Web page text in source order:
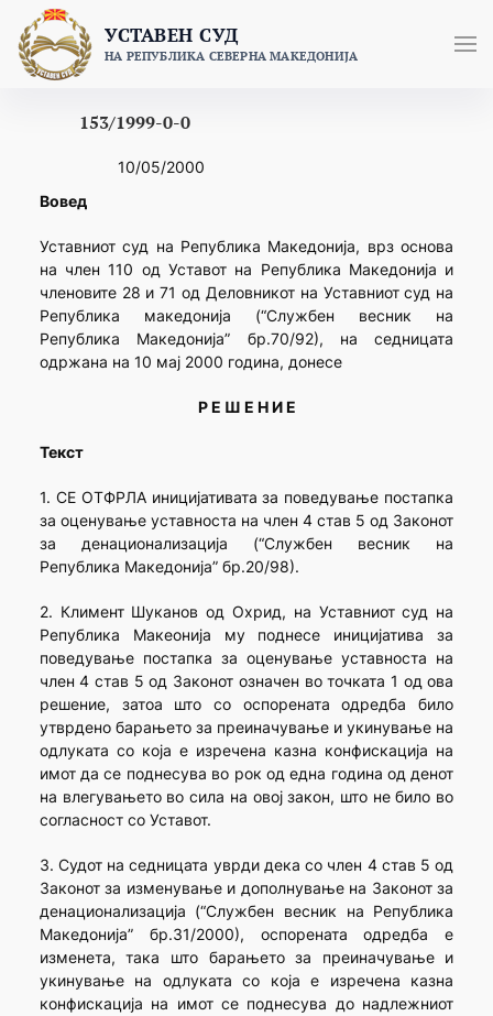
content
УСТАВЕН СУД
НА РЕПУБЛИКА СЕВЕРНА МАКЕДОНИЈА
153/1999-0-0
10/05/2000
Вовед
Уставниот суд на Република Македонија, врз основа
на член 110 од Уставот на Република Македонија и
членовите 28 и 71 од Деловникот на Уставниот суд на
Република македонија (“Службен весник на
Република Македонија” бр.70/92), на седницата
одржана на 10 мај 2000 година, донесе
Р Е Ш Е Н И Е
Текст
1. СЕ ОТФРЛА иницијативата за поведување постапка
за оценување уставноста на член 4 став 5 од Законот
за денационализација (“Службен весник на
Република Македонија” бр.20/98).
2. Климент Шуканов од Охрид, на Уставниот суд на
Република Макеонија му поднесе иницијатива за
поведување постапка за оценување уставноста на
член 4 став 5 од Законот означен во точката 1 од ова
решение, затоа што со оспорената одредба било
утврдено барањето за преиначување и укинување на
одлуката со која е изречена казна конфискација на
имот да се поднесува во рок од една година од денот
на влегувањето во сила на овој закон, што не било во
согласност со Уставот.
3. Судот на седницата уврди дека со член 4 став 5 од
Законот за изменување и дополнување на Законот за
денационализација (“Службен весник на Република
Македонија” бр.31/2000), оспорената одредба е
изменета, така што барањето за преиначување и
укинување на одлуката со која е изречена казна
конфискација на имот се поднесува до надлежниот